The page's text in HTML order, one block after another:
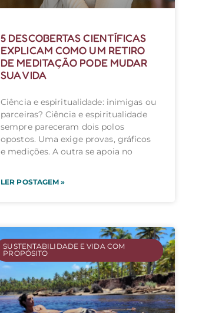
5 DESCOBERTAS CIENTÍFICAS
EXPLICAM COMO UM RETIRO
DE MEDITAÇÃO PODE MUDAR
SUA VIDA
Ciência e espiritualidade: inimigas ou
parceiras? Ciência e espiritualidade
sempre pareceram dois polos
opostos. Uma exige provas, gráficos
e medições. A outra se apoia no
LER POSTAGEM »
SUSTENTABILIDADE E VIDA COM
PROPÓSITO